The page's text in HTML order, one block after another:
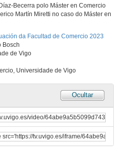
Becerra polo Máster en Comercio
Martín Miretti no caso do Máster en
da Facultad de Comercio 2023
Bosch
de Vigo
Universidade de Vigo
Ocultar
Acto de graduación da Facultad de Comercio 2023
X promoción do Grao en Comercio, XV do Mestrado en Comercio Internacional e XII promoción do Mestrado en Direción de PEMES
de xuño de 2023
Apertura do acto e intervención do Alcalde de Vigo